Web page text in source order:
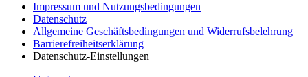
Impressum und Nutzungsbedingungen
Datenschutz
Allgemeine Geschäftsbedingungen und Widerrufsbelehrung
Barrierefreiheitserklärung
Datenschutz-Einstellungen